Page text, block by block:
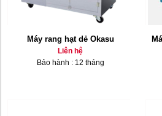
Máy rang hạt dẻ Okasu
Liên hệ
Bảo hành : 12 tháng